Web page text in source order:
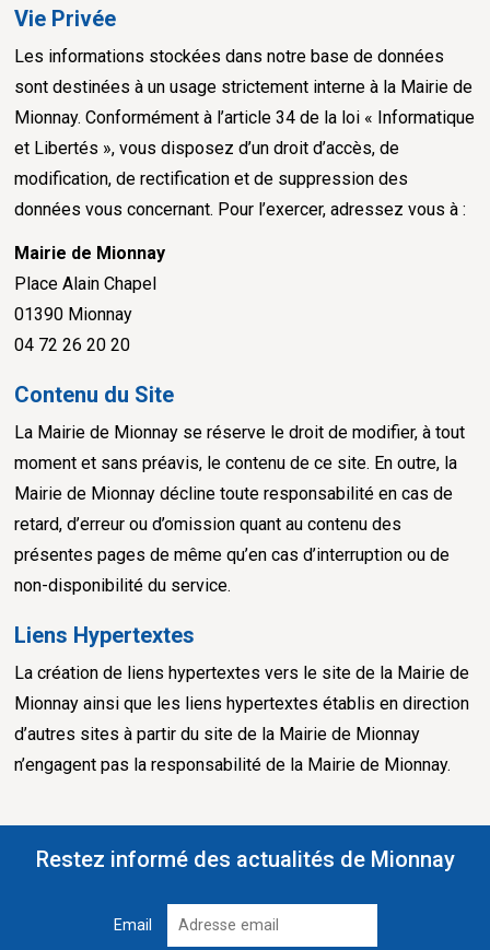
Vie Privée
Les informations stockées dans notre base de données
sont destinées à un usage strictement interne à la Mairie de
Mionnay. Conformément à l’article 34 de la loi « Informatique
et Libertés », vous disposez d’un droit d’accès, de
modification, de rectification et de suppression des
données vous concernant. Pour l’exercer, adressez vous à :
Mairie de Mionnay
Place Alain Chapel
01390 Mionnay
04 72 26 20 20
Contenu du Site
La Mairie de Mionnay se réserve le droit de modifier, à tout
moment et sans préavis, le contenu de ce site. En outre, la
Mairie de Mionnay décline toute responsabilité en cas de
retard, d’erreur ou d’omission quant au contenu des
présentes pages de même qu’en cas d’interruption ou de
non-disponibilité du service.
Liens Hypertextes
La création de liens hypertextes vers le site de la Mairie de
Mionnay ainsi que les liens hypertextes établis en direction
d’autres sites à partir du site de la Mairie de Mionnay
n’engagent pas la responsabilité de la Mairie de Mionnay.
Restez informé des actualités de Mionnay
Email